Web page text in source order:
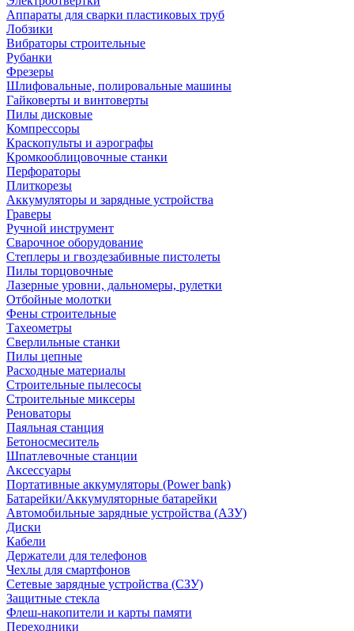
Аппараты для сварки пластиковых труб
Лобзики
Вибраторы строительные
Рубанки
Фрезеры
Шлифовальные, полировальные машины
Гайковерты и винтоверты
Пилы дисковые
Компрессоры
Краскопульты и аэрографы
Кромкооблицовочные станки
Перфораторы
Плиткорезы
Аккумуляторы и зарядные устройства
Граверы
Ручной инструмент
Сварочное оборудование
Степлеры и гвоздезабивные пистолеты
Пилы торцовочные
Лазерные уровни, дальномеры, рулетки
Отбойные молотки
Фены строительные
Тахеометры
Сверлильные станки
Пилы цепные
Расходные материалы
Строительные пылесосы
Строительные миксеры
Реноваторы
Паяльная станция
Бетоносмеситель
Шпатлевочные станции
Аксессуары
Портативные аккумуляторы (Power bank)
Батарейки/Аккумуляторные батарейки
Автомобильные зарядные устройства (АЗУ)
Диски
Кабели
Держатели для телефонов
Чехлы для смартфонов
Сетевые зарядные устройства (СЗУ)
Защитные стекла
Флеш-накопители и карты памяти
Переходники